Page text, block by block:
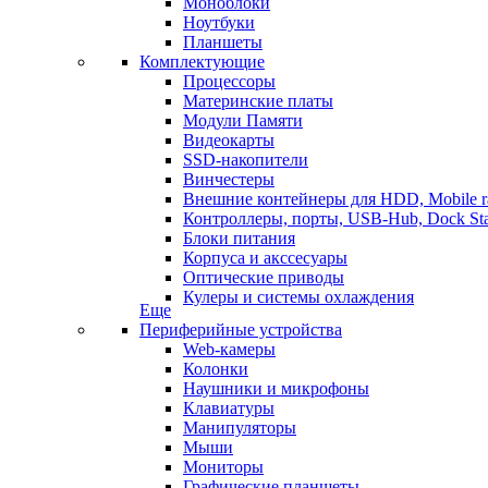
Ноутбуки
Планшеты
Комплектующие
Процессоры
Материнские платы
Модули Памяти
Видеокарты
SSD-накопители
Винчестеры
Внешние контейнеры для HDD, Mobile
Контроллеры, порты, USB-Hub, Dock
Блоки питания
Корпуса и акссесуары
Оптические приводы
Кулеры и системы охлаждения
Еще
Периферийные устройства
Web-камеры
Колонки
Наушники и микрофоны
Клавиатуры
Манипуляторы
Мыши
Мониторы